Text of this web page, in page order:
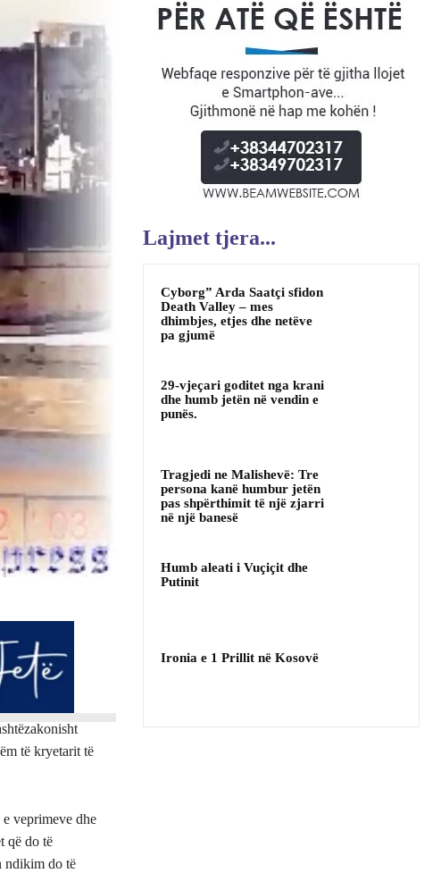
të kryetarit të
veprimeve dhe
që do të
ndikim do të
Lajmet tjera...
Cyborg” Arda Saatçi sfidon
Death Valley – mes
dhimbjes, etjes dhe netëve
pa gjumë
29-vjeçari goditet nga krani
dhe humb jetën në vendin e
punës.
Tragjedi ne Malishevë: Tre
persona kanë humbur jetën
pas shpërthimit të një zjarri
në një banesë
Humb aleati i Vuçiçit dhe
Putinit
Ironia e 1 Prillit në Kosovë